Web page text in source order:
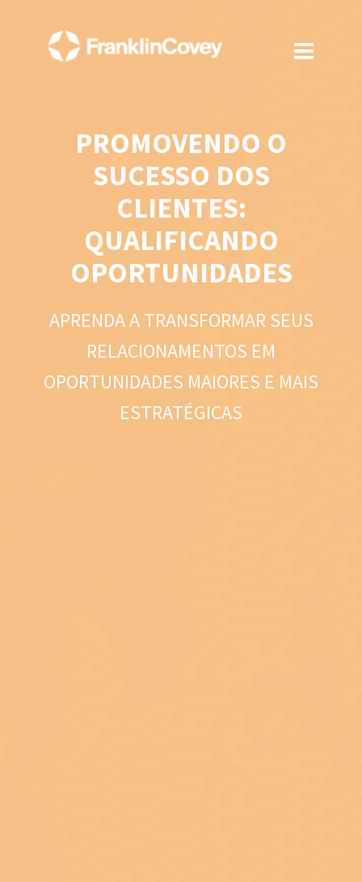
PROMOVENDO O
SUCESSO DOS
CLIENTES:
QUALIFICANDO
OPORTUNIDADES
APRENDA A TRANSFORMAR SEUS
RELACIONAMENTOS EM
OPORTUNIDADES MAIORES E MAIS
ESTRATÉGICAS